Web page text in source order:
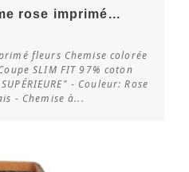
rose imprimé...
fleurs Chemise colorée
SLIM FIT 97% coton
- Couleur: Rose
- Chemise à...